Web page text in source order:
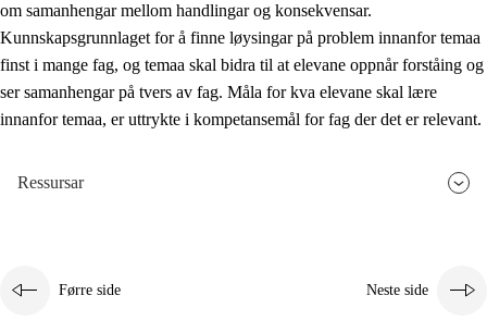
2.4 Å lære å lære
Tverrfaglege tema
2.5 Tverrfaglege tema
2.5.2
om samanhengar mellom handlingar og konsekvensar.
Kunnskapsgrunnlaget for å finne løysingar på problem innanfor temaa
finst i mange fag, og temaa skal bidra til at elevane oppnår forståing og
ser samanhengar på tvers av fag. Måla for kva elevane skal lære
innanfor temaa, er uttrykte i kompetansemål for fag der det er relevant.
Ressursar
Førre side Neste side